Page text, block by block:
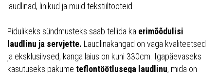
laudlinad, linikud ja muid tekstiiltooteid.
Pidulikeks sündmusteks saab tellida ka erimõõdulisi
laudlinu ja servjette. Laudlinakangad on väga kvaliteetsed
ja eksklusiivsed, kanga laius on kuni 330cm. Igapäevaseks
kasutuseks pakume teflontöötlusega laudlinu, mida on